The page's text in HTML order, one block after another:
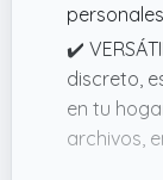
✔️
discreto,
en tu
archivos,